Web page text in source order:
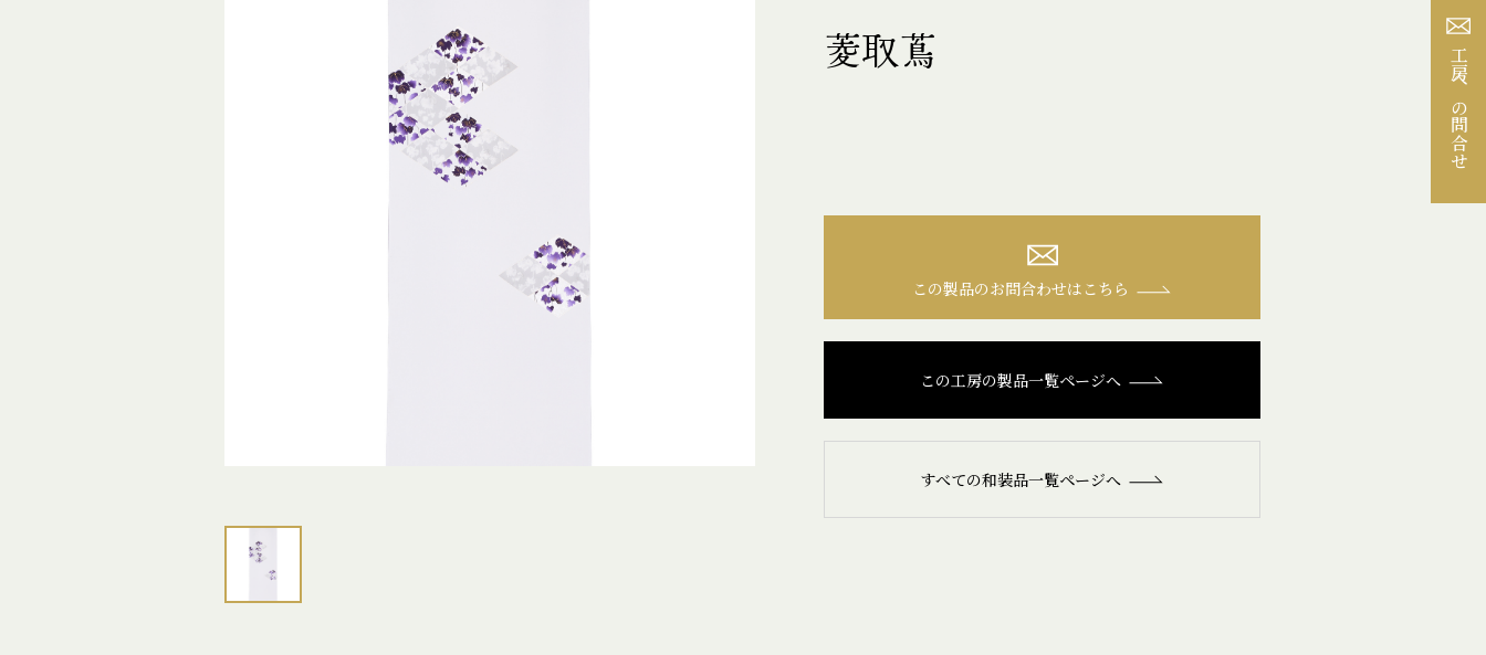
工房への問合せ
菱取蔦
この製品のお問合わせはこちら
この工房の製品一覧ページへ
すべての和装品一覧ページへ